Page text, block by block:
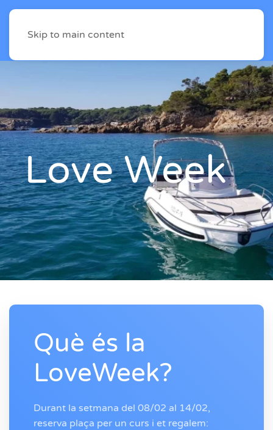
Skip to main content
Love Week
Què és la
LoveWeek?
Durant la setmana del 08/02 al 14/02,
reserva plaça per un curs i et regalem: